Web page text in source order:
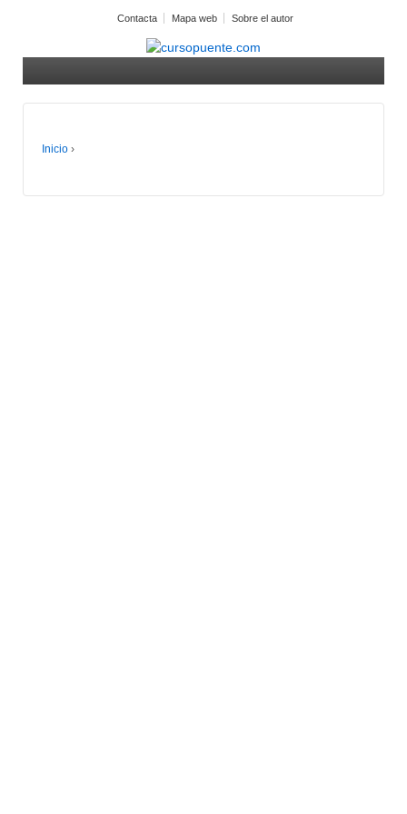
Contacta Mapa web Sobre el autor
Inicio ›